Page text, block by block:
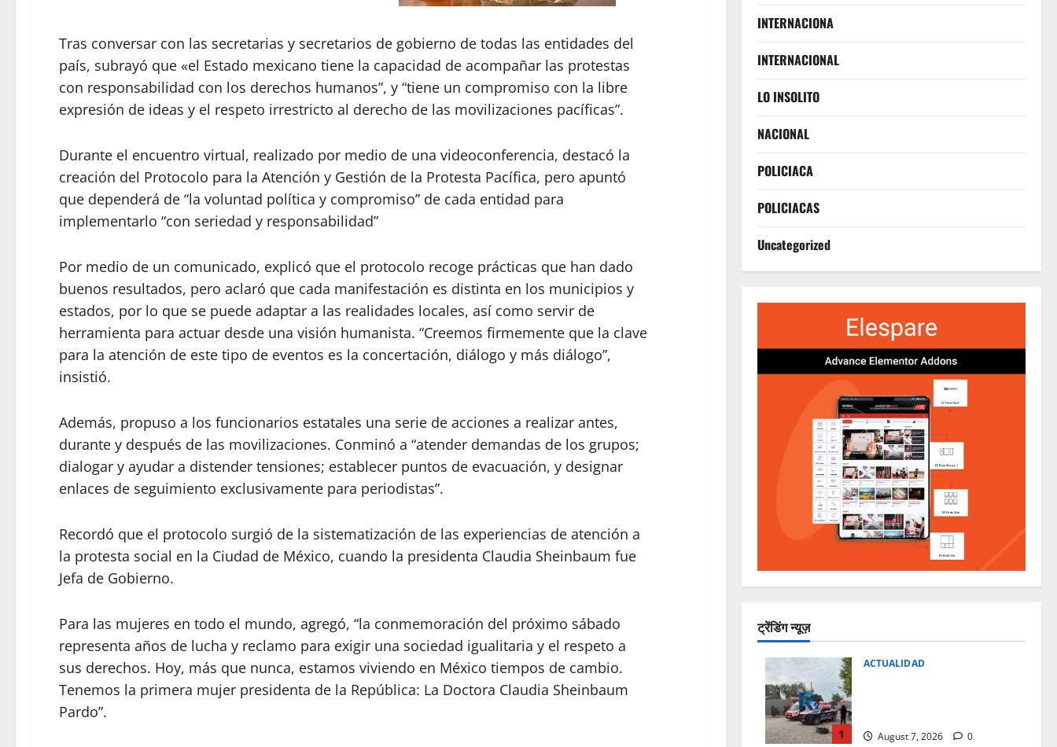
Tras conversar con las secretarias y secretarios de gobierno de todas las entidades del
país, subrayó que «el Estado mexicano tiene la capacidad de acompañar las protestas
con responsabilidad con los derechos humanos”, y “tiene un compromiso con la libre
expresión de ideas y el respeto irrestricto al derecho de las movilizaciones pacíficas”.
Durante el encuentro virtual, realizado por medio de una videoconferencia, destacó la
creación del Protocolo para la Atención y Gestión de la Protesta Pacífica, pero apuntó
que dependerá de “la voluntad política y compromiso” de cada entidad para
implementarlo “con seriedad y responsabilidad”
Por medio de un comunicado, explicó que el protocolo recoge prácticas que han dado
buenos resultados, pero aclaró que cada manifestación es distinta en los municipios y
estados, por lo que se puede adaptar a las realidades locales, así como servir de
herramienta para actuar desde una visión humanista. “Creemos firmemente que la clave
para la atención de este tipo de eventos es la concertación, diálogo y más diálogo”,
insistió.
Además, propuso a los funcionarios estatales una serie de acciones a realizar antes,
durante y después de las movilizaciones. Conminó a “atender demandas de los grupos;
dialogar y ayudar a distender tensiones; establecer puntos de evacuación, y designar
enlaces de seguimiento exclusivamente para periodistas”.
Recordó que el protocolo surgió de la sistematización de las experiencias de atención a
la protesta social en la Ciudad de México, cuando la presidenta Claudia Sheinbaum fue
Jefa de Gobierno.
Para las mujeres en todo el mundo, agregó, “la conmemoración del próximo sábado
representa años de lucha y reclamo para exigir una sociedad igualitaria y el respeto a
sus derechos. Hoy, más que nunca, estamos viviendo en México tiempos de cambio.
Tenemos la primera mujer presidenta de la República: La Doctora Claudia Sheinbaum
Pardo”.
INTERNACIONA
INTERNACIONAL
LO INSOLITO
NACIONAL
POLICIACA
POLICIACAS
Uncategorized
ट्रेंडिंग न्यूज़
1
ACTUALIDAD
August 7, 2026 0